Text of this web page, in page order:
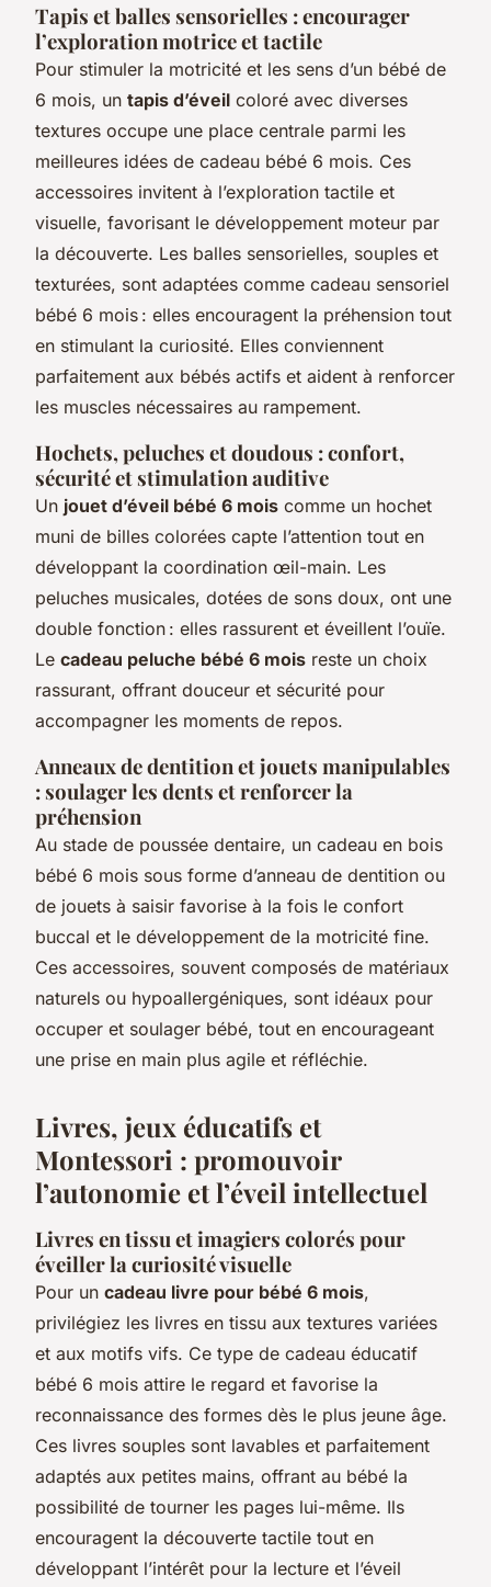
Tapis et balles sensorielles : encourager
l’exploration motrice et tactile
Pour stimuler la motricité et les sens d’un bébé de
6 mois, un tapis d’éveil coloré avec diverses
textures occupe une place centrale parmi les
meilleures idées de cadeau bébé 6 mois. Ces
accessoires invitent à l’exploration tactile et
visuelle, favorisant le développement moteur par
la découverte. Les balles sensorielles, souples et
texturées, sont adaptées comme cadeau sensoriel
bébé 6 mois : elles encouragent la préhension tout
en stimulant la curiosité. Elles conviennent
parfaitement aux bébés actifs et aident à renforcer
les muscles nécessaires au rampement.
Hochets, peluches et doudous : confort,
sécurité et stimulation auditive
Un jouet d’éveil bébé 6 mois comme un hochet
muni de billes colorées capte l’attention tout en
développant la coordination œil-main. Les
peluches musicales, dotées de sons doux, ont une
double fonction : elles rassurent et éveillent l’ouïe.
Le cadeau peluche bébé 6 mois reste un choix
rassurant, offrant douceur et sécurité pour
accompagner les moments de repos.
Anneaux de dentition et jouets manipulables
: soulager les dents et renforcer la
préhension
Au stade de poussée dentaire, un cadeau en bois
bébé 6 mois sous forme d’anneau de dentition ou
de jouets à saisir favorise à la fois le confort
buccal et le développement de la motricité fine.
Ces accessoires, souvent composés de matériaux
naturels ou hypoallergéniques, sont idéaux pour
occuper et soulager bébé, tout en encourageant
une prise en main plus agile et réfléchie.
Livres, jeux éducatifs et
Montessori : promouvoir
l’autonomie et l’éveil intellectuel
Livres en tissu et imagiers colorés pour
éveiller la curiosité visuelle
Pour un cadeau livre pour bébé 6 mois,
privilégiez les livres en tissu aux textures variées
et aux motifs vifs. Ce type de cadeau éducatif
bébé 6 mois attire le regard et favorise la
reconnaissance des formes dès le plus jeune âge.
Ces livres souples sont lavables et parfaitement
adaptés aux petites mains, offrant au bébé la
possibilité de tourner les pages lui-même. Ils
encouragent la découverte tactile tout en
développant l’intérêt pour la lecture et l’éveil